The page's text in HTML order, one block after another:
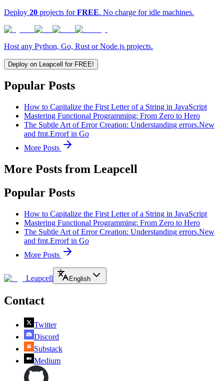
Deploy 20 projects forFREE. No charge for idle machines.
Host any Python, Go, Rust or Node.js projects.
Deploy on Leapcell for FREE!
Popular Posts
How to Capitalize the First Letter of a String in JavaScript
Mastering Functional Programming: From Zero to Hero
The Subtle Art of Error Creation: Understanding errors.New
and fmt.Errorf in Go
More Posts
More Posts from Leapcell
Popular Posts
How to Capitalize the First Letter of a String in JavaScript
Mastering Functional Programming: From Zero to Hero
The Subtle Art of Error Creation: Understanding errors.New
and fmt.Errorf in Go
More Posts
Leapcell English
Contact
Twitter
Discord
Substack
Medium